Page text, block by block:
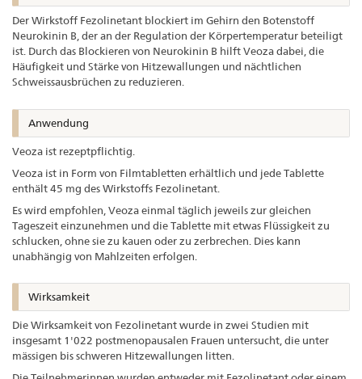
Der Wirkstoff Fezolinetant blockiert im Gehirn den Botenstoff
Neurokinin B, der an der Regulation der Körpertemperatur beteiligt
ist. Durch das Blockieren von Neurokinin B hilft Veoza dabei, die
Häufigkeit und Stärke von Hitzewallungen und nächtlichen
Schweissausbrüchen zu reduzieren.
Anwendung
Veoza ist rezeptpflichtig.
Veoza ist in Form von Filmtabletten erhältlich und jede Tablette
enthält 45 mg des Wirkstoffs Fezolinetant.
Es wird empfohlen, Veoza einmal täglich jeweils zur gleichen
Tageszeit einzunehmen und die Tablette mit etwas Flüssigkeit zu
schlucken, ohne sie zu kauen oder zu zerbrechen. Dies kann
unabhängig von Mahlzeiten erfolgen.
Wirksamkeit
Die Wirksamkeit von Fezolinetant wurde in zwei Studien mit
insgesamt 1'022 postmenopausalen Frauen untersucht, die unter
mässigen bis schweren Hitzewallungen litten.